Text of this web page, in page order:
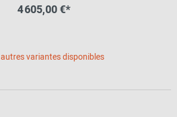
4 605,00 €*
autres variantes disponibles